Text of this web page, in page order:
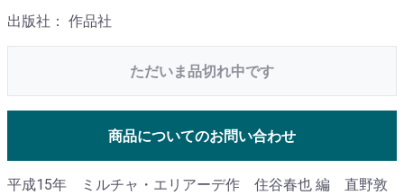
出版社： 作品社
ただいま品切れ中です
商品についてのお問い合わせ
平成15年 ミルチャ・エリアーデ作 住谷春也 編 直野敦